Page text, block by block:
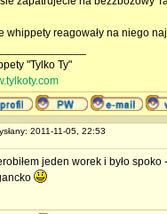
whippety reagowały na niego
"Tylko Ty"
2011-11-05, 22:53
jeden worek i było